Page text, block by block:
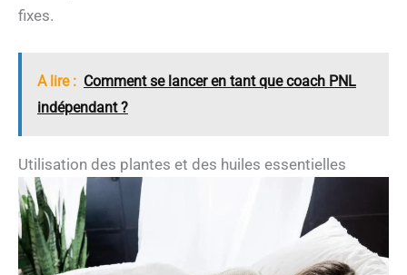
fixes.
A lire : Comment se lancer en tant que coach PNL
indépendant ?
Utilisation des plantes et des huiles essentielles